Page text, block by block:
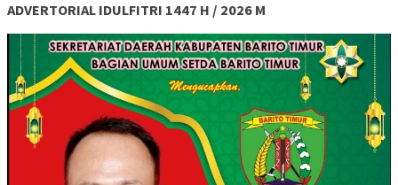
ADVERTORIAL IDULFITRI 1447 H / 2026 M